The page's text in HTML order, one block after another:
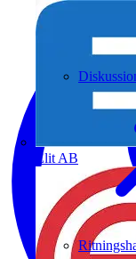
Elit AB